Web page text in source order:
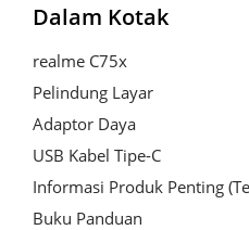
Dalam Kotak
realme C75x
Pelindung Layar
Adaptor Daya
USB Kabel Tipe-C
Informasi Produk Penting
Buku Panduan